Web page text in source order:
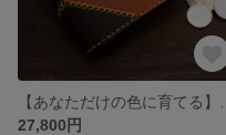
27,800円